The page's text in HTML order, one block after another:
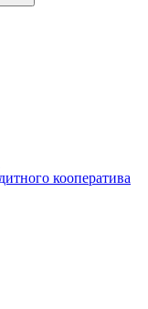
кооператива